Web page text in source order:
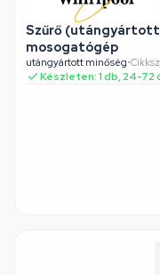
Szűrő (utángyártott)
mosogatógép
utángyártott minőség•
Készleten: 1 db, 24-